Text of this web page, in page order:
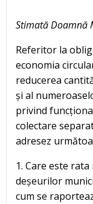
Stimată Doamnă
Referitor la
economia
reducerea
și al
privind
colectare
adresez
1. Care este
deșeurilor
cum se